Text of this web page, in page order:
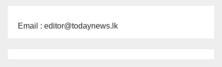
Email : editor@todaynews.lk